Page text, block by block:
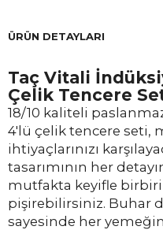
ÜRÜN DETAYLARI
Taç Vitali
Çelik Tencere
18/10 kaliteli
4'lü çelik tencere seti,
ihtiyaçlarınızı
tasarımının her
mutfakta keyifle
pişirebilirsiniz. Buhar
sayesinde her